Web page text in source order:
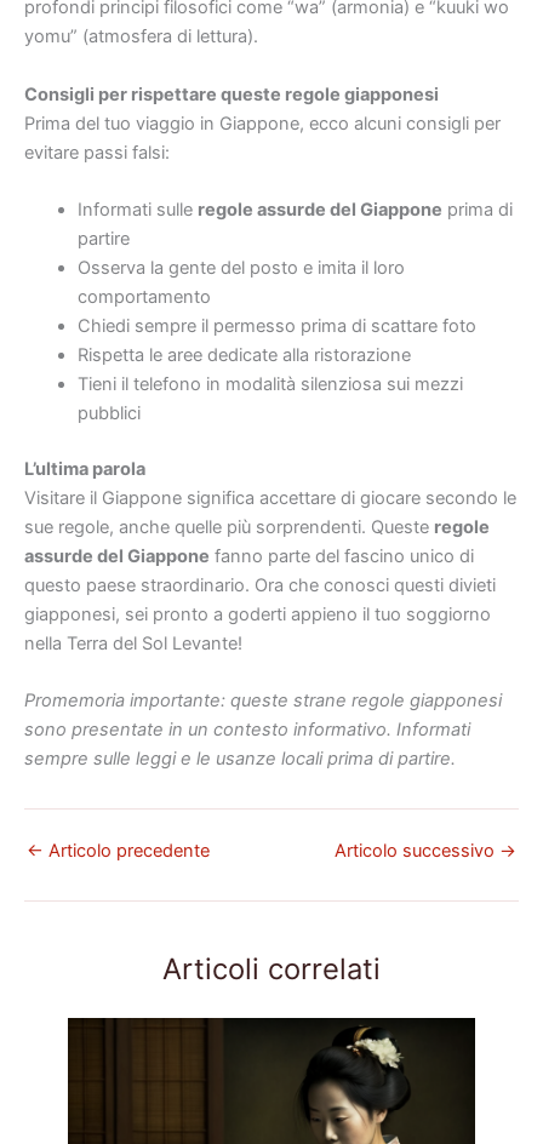
profondi principi filosofici come “wa” (armonia) e “kuuki wo
yomu” (atmosfera di lettura).
Consigli per rispettare queste regole giapponesi
Prima del tuo viaggio in Giappone, ecco alcuni consigli per
evitare passi falsi:
Informati sulle regole assurde del Giappone prima di
partire
Osserva la gente del posto e imita il loro
comportamento
Chiedi sempre il permesso prima di scattare foto
Rispetta le aree dedicate alla ristorazione
Tieni il telefono in modalità silenziosa sui mezzi
pubblici
L’ultima parola
Visitare il Giappone significa accettare di giocare secondo le
sue regole, anche quelle più sorprendenti. Queste regole
assurde del Giappone fanno parte del fascino unico di
questo paese straordinario. Ora che conosci questi divieti
giapponesi, sei pronto a goderti appieno il tuo soggiorno
nella Terra del Sol Levante!
Promemoria importante: queste strane regole giapponesi
sono presentate in un contesto informativo. Informati
sempre sulle leggi e le usanze locali prima di partire.
← Articolo precedente Articolo successivo →
Articoli correlati